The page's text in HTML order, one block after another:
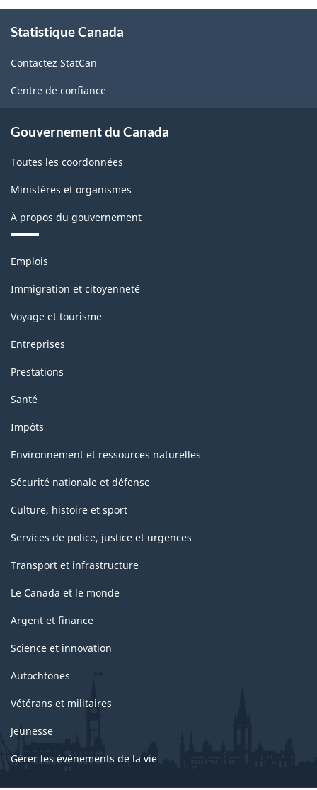
publiques
(CCFAP)
2014
de
propos
ce
site
Statistique Canada
Contactez StatCan
Centre de confiance
Gouvernement du Canada
Toutes les coordonnées
Ministères et organismes
À propos du gouvernement
Thèmes
sujets
Emplois
Immigration et citoyenneté
Voyage et tourisme
Entreprises
Prestations
Santé
Impôts
Environnement et ressources naturelles
Sécurité nationale et défense
Culture, histoire et sport
Services de police, justice et urgences
Transport et infrastructure
Le Canada et le monde
Argent et finance
Science et innovation
Autochtones
Vétérans et militaires
Jeunesse
Gérer les événements de la vie